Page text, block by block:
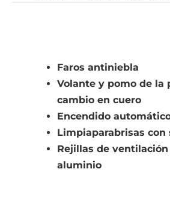
Faros antiniebla
Volante y pomo de la
cambio en cuero
Encendido
Limpiaparabrisas con
Rejillas de
aluminio